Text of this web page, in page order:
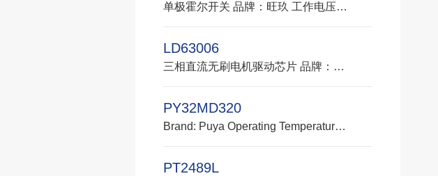
单极霍尔开关 品牌：旺玖 工作电压：2.5V~18V 峰值电流：25mA 工作温度：-40°C-150°C 封装：TO-92/SOT-23 应用：电剪刀刀口位置检测 、盖探测器、速度测量、家用电器、家庭安全、VCD/DVD加载器、CD/DVD Rom、扫地机器人（尘盒位置检测）
LD63006
三相直流无刷电机驱动芯片 品牌：乐业达 工作电压：8V -20V 工作电流：1.5A 温度：-40 to +85°C 封装：VQFN-24 (4mmx4mm) 应用：通用 BLDC 电机、扫地机行走轮电机、扫地机器人边刷、吸尘器行走轮电机、卷发器、水泵、小风扇
PY32MD320
Brand: Puya Operating Temperature: -40℃ ~ 105℃ Operating Voltage: 1.7 V ~ 5.5 V Flash Memory: 64 Kbytes Memory: 8 Kbytes SRAM (SRAM: Static Random-Access Memory, a type of high-speed volatile memory) Operating Frequency: 48 MHz (MHz: Megahertz, a unit of frequency) Package: QFN32 (QFN: Quad Flat No-leads, a type of surface-mount package; "32" indicates 32 pins) Applications: Sweeping robots (wheel hub motors), water pumps, power tools, radio-controlled models (RC models), high-speed fans， electronic cigarettes, sensor devices, etc.
PT2489L